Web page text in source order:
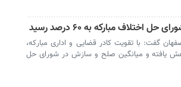
مبارکه به ۶۰ درصد رسید
گفت: با تقویت کادر قضایی و اداری مبارکه،
یافته و میانگین صلح و سازش در شورای حل